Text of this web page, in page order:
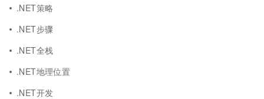
.NET策略
.NET步骤
.NET全栈
.NET地理位置
.NET开发